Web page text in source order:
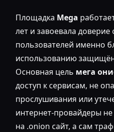
Площадка Mega
лет и завоевала доверие
пользователей именно
использованию
Основная цель мега
доступ к сервисам, не
прослушивания или
интернет-провайдеры
на .onion сайт, а сам